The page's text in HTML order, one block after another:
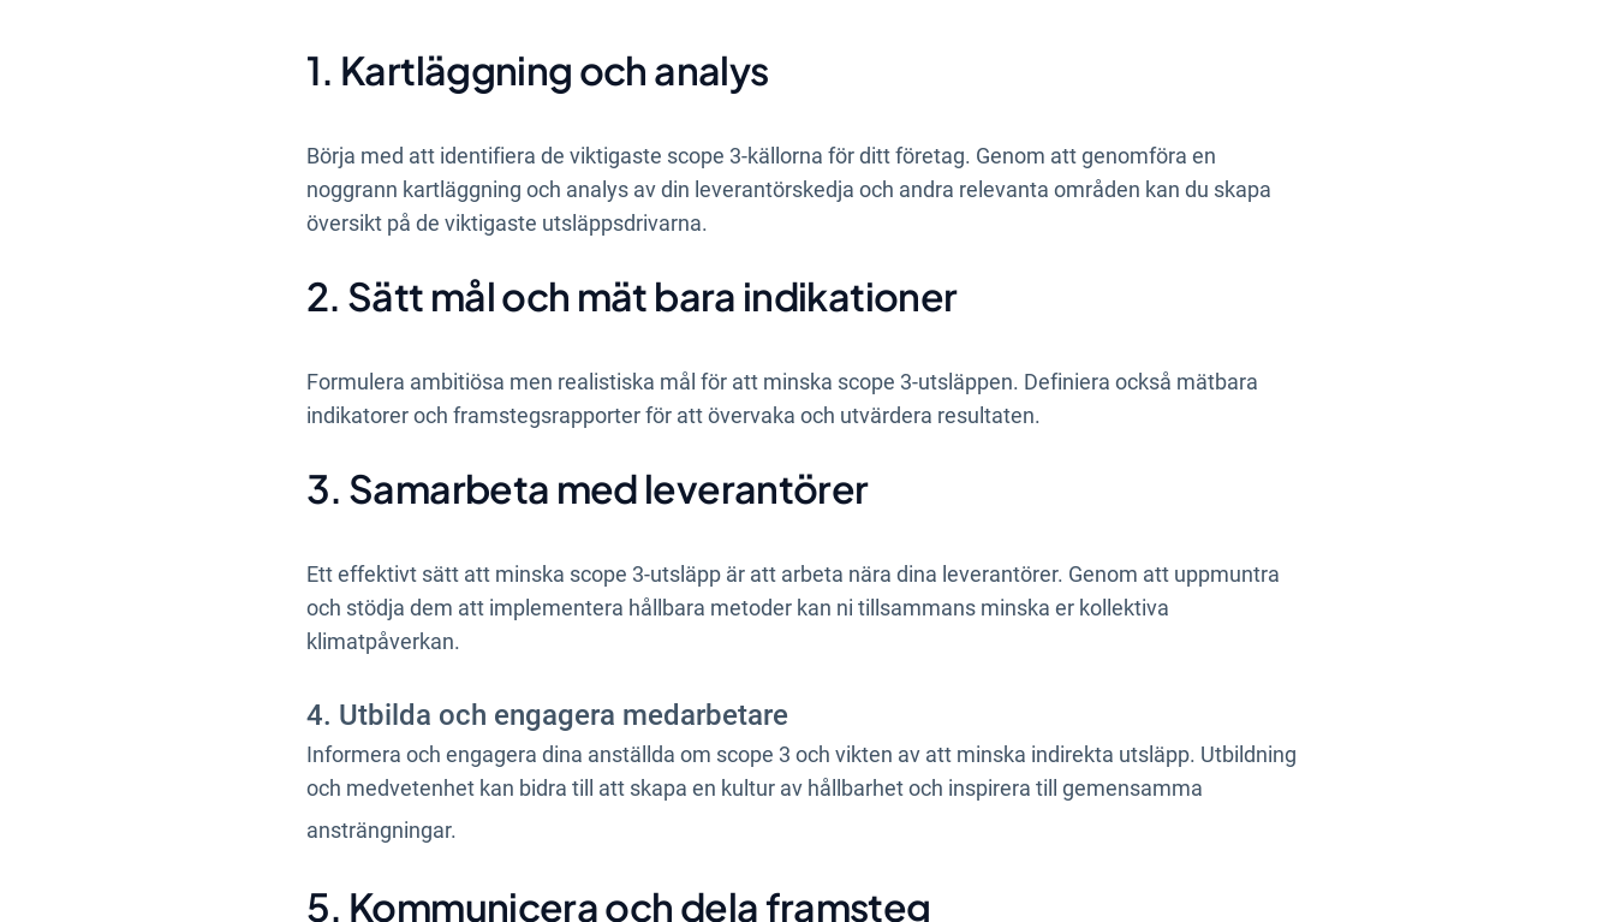
1. Kartläggning och analys
Börja med att identifiera de viktigaste scope 3-källorna för ditt företag. Genom att genomföra en
noggrann kartläggning och analys av din leverantörskedja och andra relevanta områden kan du skapa
översikt på de viktigaste utsläppsdrivarna.
2. Sätt mål och mät bara indikationer
Formulera ambitiösa men realistiska mål för att minska scope 3-utsläppen. Definiera också mätbara
indikatorer och framstegsrapporter för att övervaka och utvärdera resultaten.
3. Samarbeta med leverantörer
Ett effektivt sätt att minska scope 3-utsläpp är att arbeta nära dina leverantörer. Genom att uppmuntra
och stödja dem att implementera hållbara metoder kan ni tillsammans minska er kollektiva
klimatpåverkan.
4. Utbilda och engagera medarbetare
Informera och engagera dina anställda om scope 3 och vikten av att minska indirekta utsläpp. Utbildning
och medvetenhet kan bidra till att skapa en kultur av hållbarhet och inspirera till gemensamma
ansträngningar.
5. Kommunicera och dela framsteg